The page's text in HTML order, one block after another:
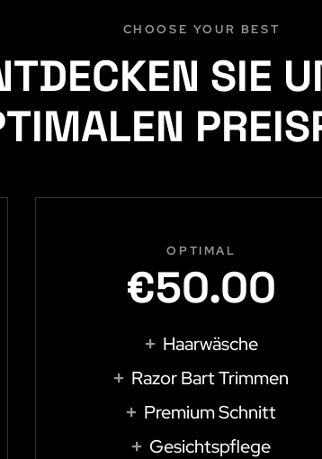
CHOOSE YOUR BEST
SIE
OPTIMAL
€50.00
Haarwäsche
Razor Bart Trimmen
Premium Schnitt
Gesichtspflege